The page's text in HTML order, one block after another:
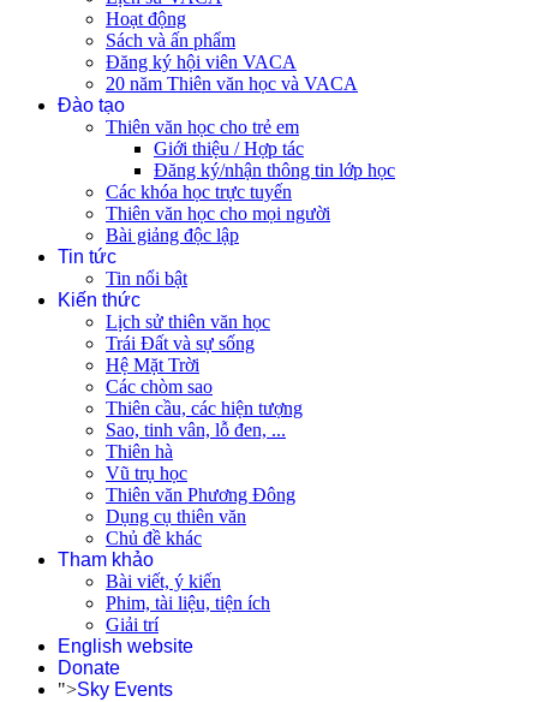
Hoạt động
Sách và ấn phẩm
Đăng ký hội viên VACA
20 năm Thiên văn học và VACA
Đào tạo
Thiên văn học cho trẻ em
Giới thiệu / Hợp tác
Đăng ký/nhận thông tin lớp học
Các khóa học trực tuyến
Thiên văn học cho mọi người
Bài giảng độc lập
Tin tức
Tin nổi bật
Kiến thức
Lịch sử thiên văn học
Trái Đất và sự sống
Hệ Mặt Trời
Các chòm sao
Thiên cầu, các hiện tượng
Sao, tinh vân, lỗ đen, ...
Thiên hà
Vũ trụ học
Thiên văn Phương Đông
Dụng cụ thiên văn
Chủ đề khác
Tham khảo
Bài viết, ý kiến
Phim, tài liệu, tiện ích
Giải trí
English website
Donate
">Sky Events